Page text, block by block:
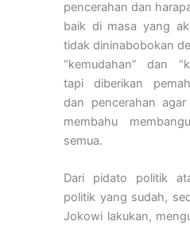
pencerahan dan
baik di masa yang
tidak dininabobokan
“kemudahan” dan
tapi diberikan
dan pencerahan
membahu
semua.
Dari pidato politik
politik yang sudah,
Jokowi lakukan,